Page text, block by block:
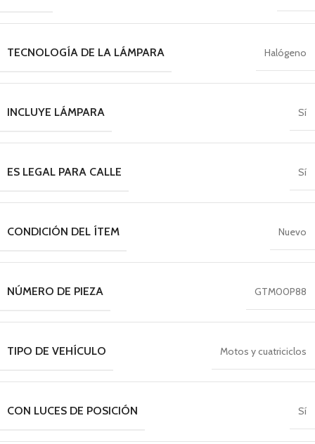
TECNOLOGÍA DE LA LÁMPARA Halógeno
INCLUYE LÁMPARA Sí
ES LEGAL PARA CALLE Sí
CONDICIÓN DEL ÍTEM Nuevo
NÚMERO DE PIEZA GTM00P88
TIPO DE VEHÍCULO Motos y cuatriciclos
CON LUCES DE POSICIÓN Sí